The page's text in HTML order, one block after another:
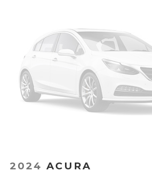
2024 ACURA